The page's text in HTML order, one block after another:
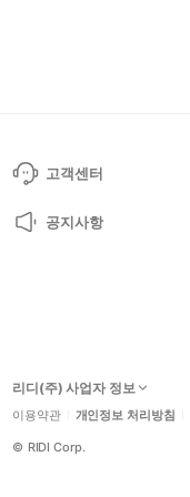
고객센터
공지사항
리디(주) 사업자 정보
이용약관 개인정보 처리방침
© RIDI Corp.